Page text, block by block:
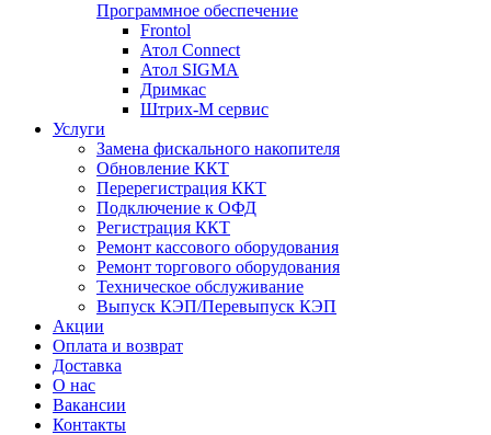
Программное обеспечение
Frontol
Атол Connect
Атол SIGMA
Дримкас
Штрих-М сервис
Услуги
Замена фискального накопителя
Обновление ККТ
Перерегистрация ККТ
Подключение к ОФД
Регистрация ККТ
Ремонт кассового оборудования
Ремонт торгового оборудования
Техническое обслуживание
Выпуск КЭП/Перевыпуск КЭП
Акции
Оплата и возврат
Доставка
О нас
Вакансии
Контакты